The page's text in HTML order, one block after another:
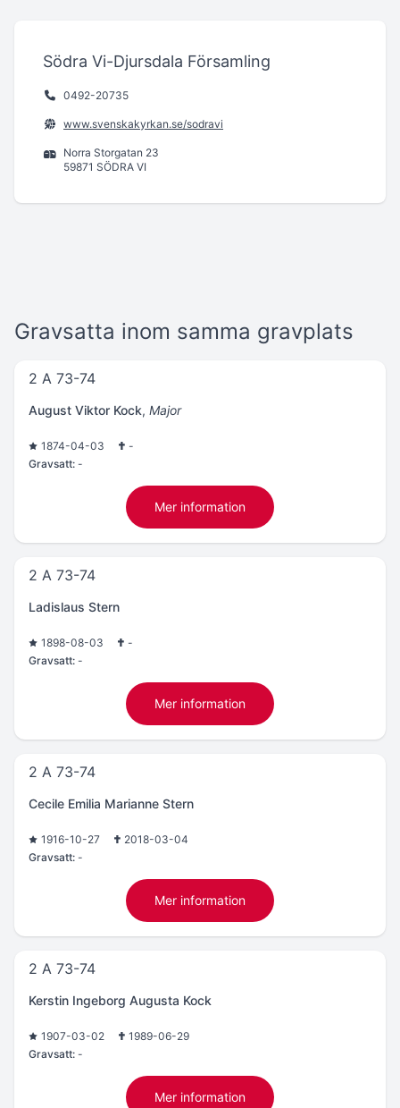
Södra Vi-Djursdala Församling
0492-20735
www.svenskakyrkan.se/sodravi
Norra Storgatan 23
59871 SÖDRA VI
Gravsatta inom samma gravplats
2 A 73-74
August Viktor Kock, Major
1874-04-03
-
Gravsatt: -
Mer information
2 A 73-74
Ladislaus Stern
1898-08-03
-
Gravsatt: -
Mer information
2 A 73-74
Cecile Emilia Marianne Stern
1916-10-27
2018-03-04
Gravsatt: -
Mer information
2 A 73-74
Kerstin Ingeborg Augusta Kock
1907-03-02
1989-06-29
Gravsatt: -
Mer information